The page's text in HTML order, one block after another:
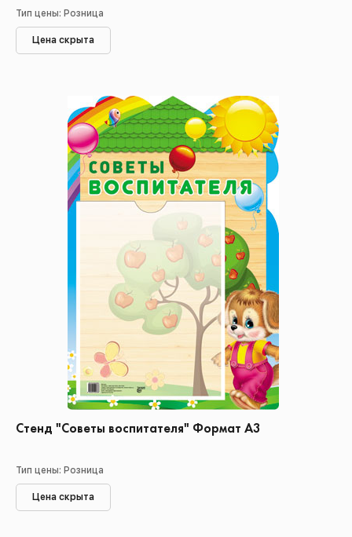
Тип цены: Розница
Цена скрыта
Стенд "Советы воспитателя" Формат А3
Тип цены: Розница
Цена скрыта